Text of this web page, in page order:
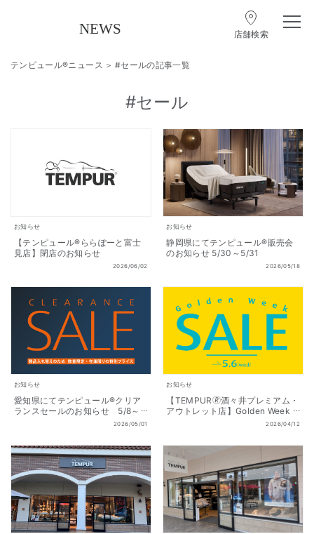
店舗検索
テンピュール®ニュース #セールの記事一覧
#セール
お知らせ
【テンピュール®ららぽーと富士
見店】閉店のお知らせ
2026/06/02
お知らせ
静岡県にてテンピュール®販売会
のお知らせ 5/30～5/31
2026/05/18
お知らせ
愛知県にてテンピュール®クリア
ランスセールのお知らせ 5/8～
2026/05/01
お知らせ
【TEMPUR🄬酒々井プレミアム・
アウトレット店】Golden Week
SALE（ゴールデンウィーク セー
2026/04/12